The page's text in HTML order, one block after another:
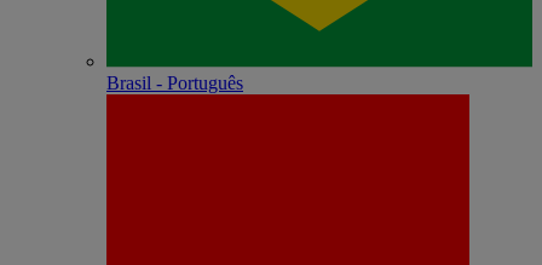
Brasil - Português